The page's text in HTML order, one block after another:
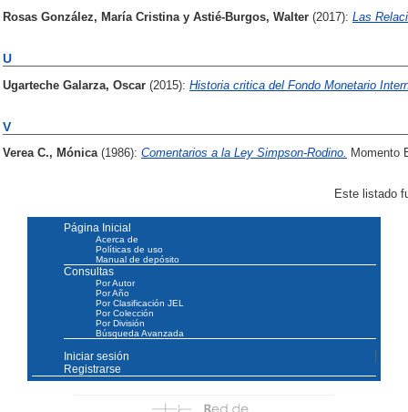
Rosas González, María Cristina y Astié-Burgos, Walter (2017): Las
U
Ugarteche Galarza, Oscar (2015): Historia critica del Fondo Monetario
V
Verea C., Mónica (1986): Comentarios a la Ley Simpson-Rodino. Momento
Este listado
Página Inicial
Acerca de
Políticas de uso
Manual de depósito
Consultas
Por Autor
Por Año
Por Clasificación JEL
Por Colección
Por División
Búsqueda Avanzada
Iniciar sesión
Registrarse